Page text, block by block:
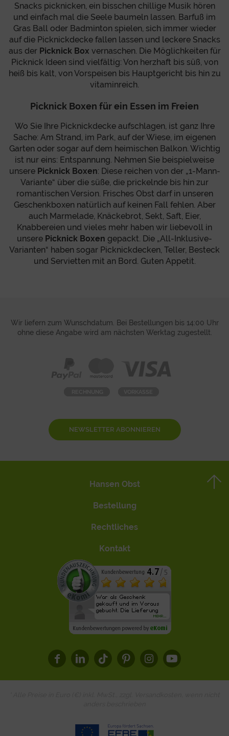
Snacks picknicken, ein bisschen chillige Musik hören
und einfach mal die Seele baumeln lassen. Barfuß im
Gras Ball oder Badminton spielen, sich immer wieder
auf die Picknickdecke fallen lassen und leckere Snacks
aus der Picknick Box vernaschen. Die Möglichkeiten für
Picknick Ideen sind vielfältig: Von herzhaft bis süß, von
heiß bis kalt, von Vorspeisen bis Hauptgericht bis hin zu
vitaminreich.
Picknick Boxen für ein Essen im Freien
Wo Sie Ihre Picknickdecke aufschlagen, ist ganz Ihre
Sache: Am Strand, im Park, auf der Wiese, im eigenen
Garten oder sogar auf dem heimischen Balkon. Wichtig
ist nur eins: Entspannung. Nehmen Sie beispielweise
unsere Picknick Boxen: Diese reichen von der „1-Mann-
Variante“ über die süße, die prickelnde bis hin zur
romantischen Version. Frisches Obst darf in unseren
Geschenkboxen natürlich auf keinen Fall fehlen. Aber
auch Marmelade, Knäckebrot, Sekt, Saft, Eier,
Knabbereien und vieles mehr haben wir liebevoll in
unsere Picknick Boxen gepackt. Die „All-Inklusive-
Varianten“ haben sogar Picknickdecken, Teller, Besteck
und Servietten mit an Bord. Guten Appetit.
Wir liefern zum Wunschdatum. Bei Bestellungen bis 14:00 Uhr
ohne diese Angabe wird am nächsten Werktag zugestellt.
NEWSLETTER ABONNIEREN
Hansen Obst
Bestellung
Rechtliches
Kontakt